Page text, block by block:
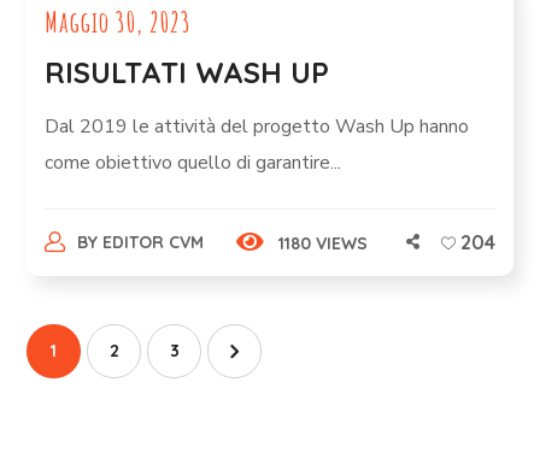
Maggio 30, 2023
RISULTATI WASH UP
Dal 2019 le attività del progetto Wash Up hanno
come obiettivo quello di garantire...
BY EDITOR CVM 1180 VIEWS 204
1 2 3